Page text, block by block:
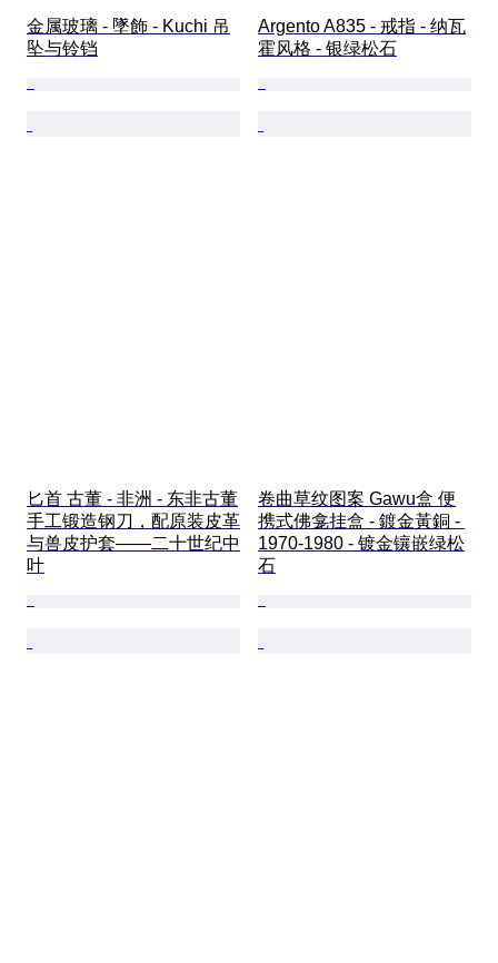
金属玻璃 - 墜飾 - Kuchi 吊
坠与铃铛
Argento A835 - 戒指 - 纳瓦
霍风格 - 银绿松石
匕首 古董 - 非洲 - 东非古董
手工锻造钢刀，配原装皮革
与兽皮护套——二十世纪中
叶
卷曲草纹图案 Gawu盒 便
携式佛龛挂盒 - 鍍金黃銅 -
1970-1980 - 镀金镶嵌绿松
石